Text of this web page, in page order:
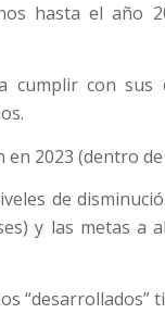
hasta el año
cumplir con sus
en 2023 (dentro
de
y las metas a
“desarrollados”